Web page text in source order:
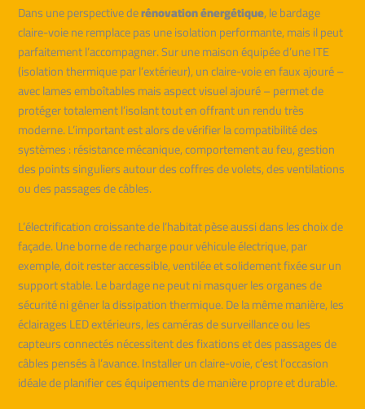
Dans une perspective derénovation énergétique, le bardage
claire-voie ne remplace pas une isolation performante, mais il peut
parfaitement l’accompagner. Sur une maison équipée d’une ITE
(isolation thermique par l’extérieur), un claire-voie en faux ajouré –
avec lames emboîtables mais aspect visuel ajouré – permet de
protéger totalement l’isolant tout en offrant un rendu très
moderne. L’important est alors de vérifier la compatibilité des
systèmes : résistance mécanique, comportement au feu, gestion
des points singuliers autour des coffres de volets, des ventilations
ou des passages de câbles.
L’électrification croissante de l’habitat pèse aussi dans les choix de
façade. Une borne de recharge pour véhicule électrique, par
exemple, doit rester accessible, ventilée et solidement fixée sur un
support stable. Le bardage ne peut ni masquer les organes de
sécurité ni gêner la dissipation thermique. De la même manière, les
éclairages LED extérieurs, les caméras de surveillance ou les
capteurs connectés nécessitent des fixations et des passages de
câbles pensés à l’avance. Installer un claire-voie, c’est l’occasion
idéale de planifier ces équipements de manière propre et durable.